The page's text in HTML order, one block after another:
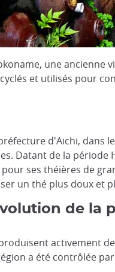
une ancienne
et utilisés pour
d'Aichi, dans
Datant de la période
ses théières de
un thé plus doux et
de la
activement
a été contrôlée